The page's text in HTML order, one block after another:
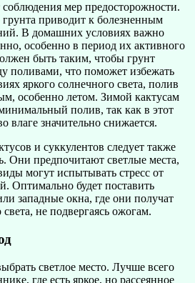
соблюдения мер предосторожности.
приводит к болезненным
В домашних условиях важно
особенно в период их активного
быть таким, чтобы грунт
поливами, что поможет избежать
яркого солнечного света, полив
особенно летом. Зимой кактусам
полив, так как в этот
влаге значительно снижается.
и суккулентов следует также
Они предпочитают светлые места,
могут испытывать стресс от
Оптимально будет поставить
западные окна, где они получат
не подвергаясь ожогам.
светлое место. Лучше всего
где есть яркое, но рассеянное